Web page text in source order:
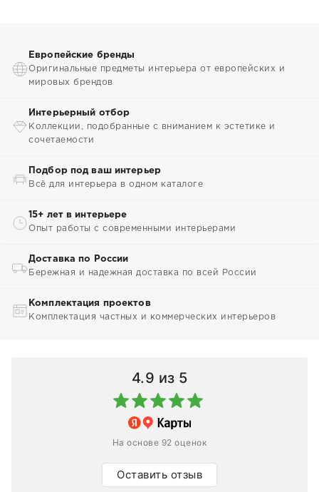
Европейские бренды
Оригинальные предметы интерьера от европейских и
мировых брендов
Интерьерный отбор
Коллекции, подобранные с вниманием к эстетике и
сочетаемости
Подбор под ваш интерьер
Всё для интерьера в одном каталоге
15+ лет в интерьере
Опыт работы с современными интерьерами
Доставка по России
Бережная и надежная доставка по всей России
Комплектация проектов
Комплектация частных и коммерческих интерьеров
4.9 из 5
На основе 92 оценок
Оставить отзыв